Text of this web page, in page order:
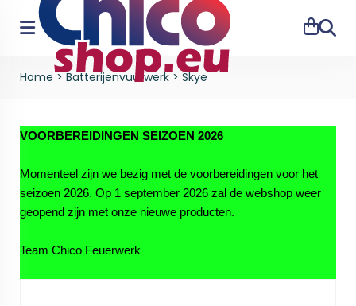
Home >Batterijenvuurwerk> Skye
VOORBEREIDINGEN SEIZOEN 2026
Momenteel zijn we bezig met de voorbereidingen voor het
seizoen 2026. Op 1 september 2026 zal de webshop weer
geopend zijn met onze nieuwe producten.
Team Chico Feuerwerk